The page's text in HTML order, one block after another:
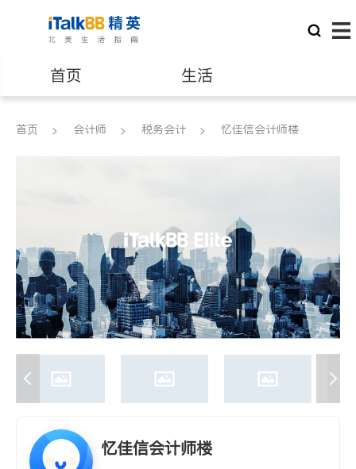
首页 生活
医生 律师
会计师
建筑装修
首页 会计师 税务会计 忆佳信会计师楼
忆佳信会计师楼